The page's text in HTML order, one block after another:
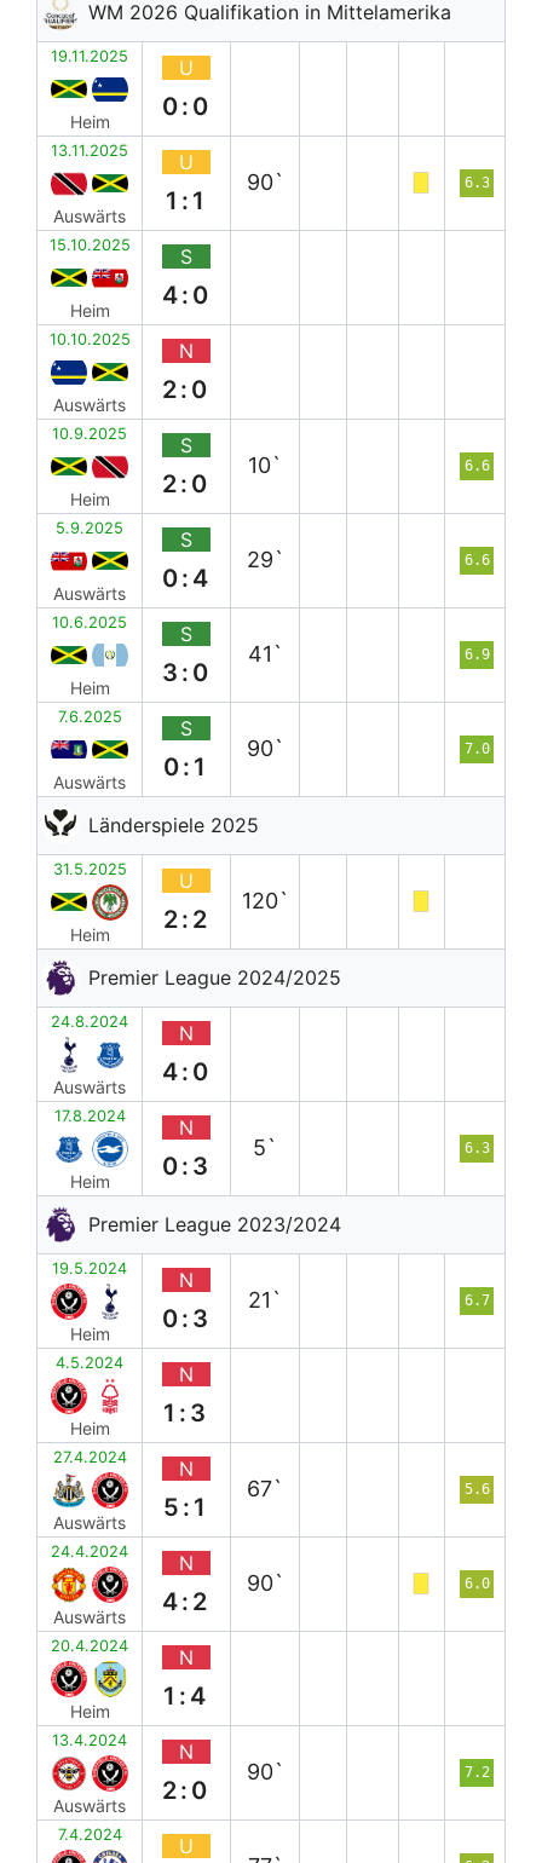
WM 2026 Qualifikation in Mittelamerika
19.11.2025
Heim
U
0:0
13.11.2025
Auswärts
U
1:1
90` 6.3
15.10.2025
Heim
S
4:0
10.10.2025
Auswärts
N
2:0
10.9.2025
Heim
S
2:0
10` 6.6
5.9.2025
Auswärts
S
0:4
29` 6.6
10.6.2025
Heim
S
3:0
41` 6.9
7.6.2025
Auswärts
S
0:1
90` 7.0
Länderspiele 2025
31.5.2025
Heim
U
2:2
120`
Premier League 2024/2025
24.8.2024
Auswärts
N
4:0
17.8.2024
Heim
N
0:3
5` 6.3
Premier League 2023/2024
19.5.2024
Heim
N
0:3
21` 6.7
4.5.2024
Heim
N
1:3
27.4.2024
Auswärts
N
5:1
67` 5.6
24.4.2024
Auswärts
N
4:2
90` 6.0
20.4.2024
Heim
N
1:4
13.4.2024
Auswärts
N
2:0
90` 7.2
7.4.2024 U